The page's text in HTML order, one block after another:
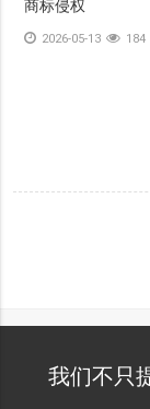
商标侵权
2026-05-13 184
我们不只